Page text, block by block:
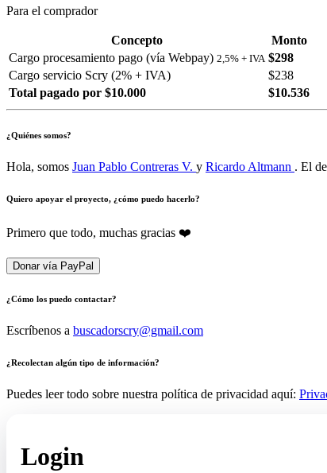
Para el comprador
Concepto
Monto
Cargo procesamiento pago (vía Webpay) 2,5% + IVA $298
Cargo servicio Scry (2% + IVA)
$238
Total pagado por $10.000
$10.536
¿Quiénes somos?
Hola, somos Juan Pablo Contreras V. y Ricardo Altmann . El
Quiero apoyar el proyecto, ¿cómo puedo hacerlo?
Primero que todo, muchas gracias ❤️
Donar vía PayPal
¿Cómo los puedo contactar?
Escríbenos a buscadorscry@gmail.com
¿Recolectan algún tipo de información?
Puedes leer todo sobre nuestra política de privacidad aquí:
Login